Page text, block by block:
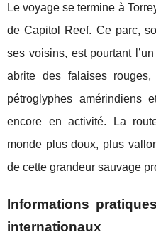
Le voyage se termine à
de Capitol Reef. Ce parc,
ses voisins, est pourtant
abrite des falaises
pétroglyphes amérindiens
encore en activité. La
monde plus doux, plus
de cette grandeur sauvage
Informations
internationaux